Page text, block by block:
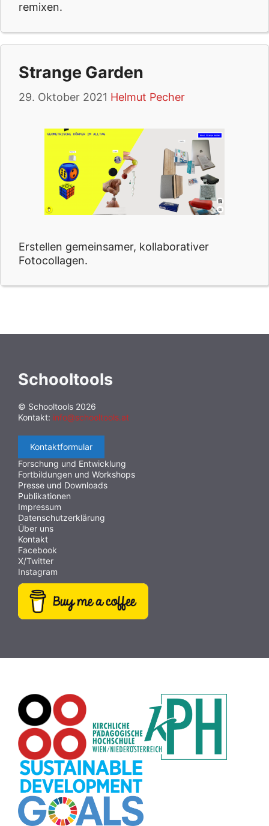
remixen.
Strange Garden
29. Oktober 2021 Helmut Pecher
Erstellen gemeinsamer, kollaborativer
Fotocollagen.
Schooltools
© Schooltools 2026
Kontakt: info@schooltools.at
Kontaktformular
Forschung und Entwicklung
Fortbildungen und Workshops
Presse und Downloads
Publikationen
Impressum
Datenschutzerklärung
Über uns
Kontakt
Facebook
X/Twitter
Instagram